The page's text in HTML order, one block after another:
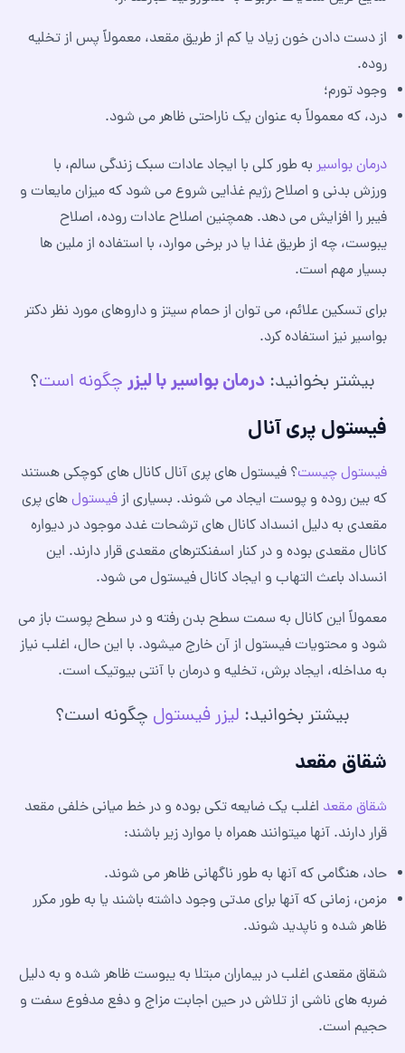
از دست دادن خون زیاد یا کم از طریق مقعد، معمولاً پس از تخلیه
روده.
وجود تورم؛
درد، که معمولاً به عنوان یک ناراحتی ظاهر می شود.
درمان بواسیر به طور کلی با ایجاد عادات سبک زندگی سالم، با
ورزش بدنی و اصلاح رژیم غذایی شروع می شود که میزان مایعات و
فیبر را افزایش می دهد. همچنین اصلاح عادات روده، اصلاح
یبوست، چه از طریق غذا یا در برخی موارد، با استفاده از ملین ها
بسیار مهم است.
برای تسکین علائم، می توان از حمام سیتز و داروهای مورد نظر دکتر
بواسیر نیز استفاده کرد.
بیشتر بخوانید: درمان بواسیر با لیزر چگونه است؟
فیستول پری آنال
فیستول چیست؟ فیستول های پری آنال کانال های کوچکی هستند
که بین روده و پوست ایجاد می شوند. بسیاری ازفیستول های پری
مقعدی به دلیل انسداد کانال های ترشحات غدد موجود در دیواره
کانال مقعدی بوده و در کنار اسفنکترهای مقعدی قرار دارند. این
انسداد باعث التهاب و ایجاد کانال فیستول می شود.
معمولاً این کانال به سمت سطح بدن رفته و در سطح پوست باز می
شود و محتویات فیستول از آن خارج میشود. با این حال، اغلب نیاز
به مداخله، ایجاد برش، تخلیه و درمان با آنتی بیوتیک است.
بیشتر بخوانید: لیزر فیستول چگونه است؟
شقاق مقعد
شقاق مقعد اغلب یک ضایعه تکی بوده و در خط میانی خلفی مقعد
قرار دارند. آنها میتوانند همراه با موارد زیر باشند:
حاد، هنگامی که آنها به طور ناگهانی ظاهر می شوند.
مزمن، زمانی که آنها برای مدتی وجود داشته باشند یا به طور مکرر
ظاهر شده و ناپدید شوند.
شقاق مقعدی اغلب در بیماران مبتلا به یبوست ظاهر شده و به دلیل
ضربه‌ های ناشی از تلاش در حین اجابت مزاج و دفع مدفوع سفت و
حجیم است.